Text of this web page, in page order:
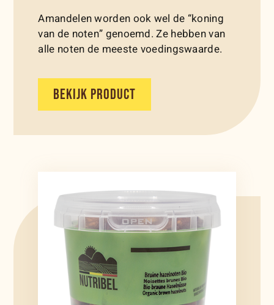
Amandelen worden ook wel de “koning
van de noten” genoemd. Ze hebben van
alle noten de meeste voedingswaarde.
BEKIJK PRODUCT